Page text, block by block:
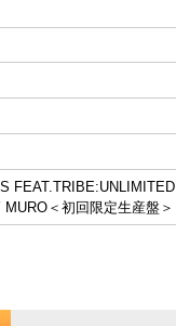
FEAT.TRIBE:UNLIMITED
＜初回限定生産盤＞